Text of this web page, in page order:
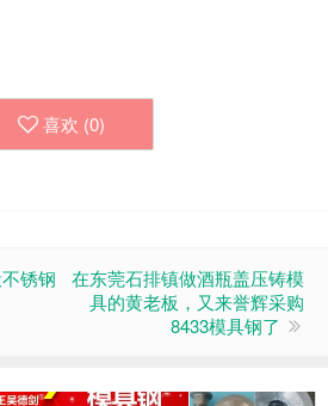
喜欢 (0)
锈钢
在东莞石排镇做酒瓶盖压铸模
具的黄老板，又来誉辉采购
8433模具钢了